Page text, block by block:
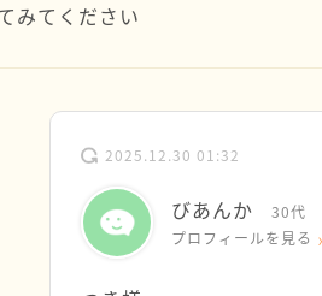
みてください
2025.12.30 01:32
びあんか
30代
プロフィールを見る